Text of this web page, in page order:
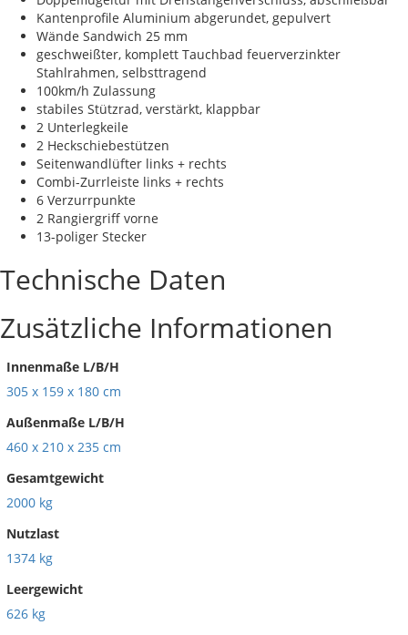
Kantenprofile Aluminium abgerundet, gepulvert
Wände Sandwich 25 mm
geschweißter, komplett Tauchbad feuerverzinkter
Stahlrahmen, selbsttragend
100km/h Zulassung
stabiles Stützrad, verstärkt, klappbar
2 Unterlegkeile
2 Heckschiebestützen
Seitenwandlüfter links + rechts
Combi-Zurrleiste links + rechts
6 Verzurrpunkte
2 Rangiergriff vorne
13-poliger Stecker
Technische Daten
Zusätzliche Informationen
Innenmaße L/B/H
305 x 159 x 180 cm
Außenmaße L/B/H
460 x 210 x 235 cm
Gesamtgewicht
2000 kg
Nutzlast
1374 kg
Leergewicht
626 kg